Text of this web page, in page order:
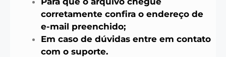
corretamente confira o endereço de
e-mail preenchido;
Em caso de dúvidas entre em contato
com o suporte.